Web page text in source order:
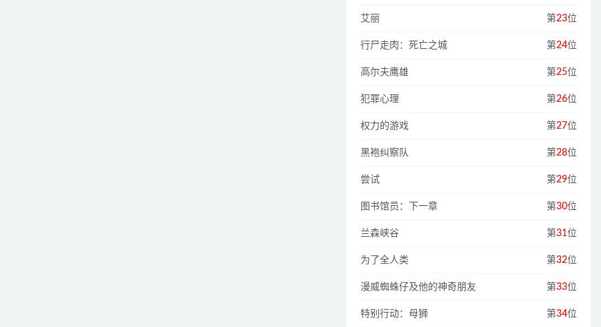
艾丽 第23位
行尸走肉：死亡之城 第24位
高尔夫鹰雄 第25位
犯罪心理 第26位
权力的游戏 第27位
黑袍纠察队 第28位
尝试 第29位
图书馆员：下一章 第30位
兰森峡谷 第31位
为了全人类 第32位
漫威蜘蛛仔及他的神奇朋友 第33位
特别行动：母狮 第34位